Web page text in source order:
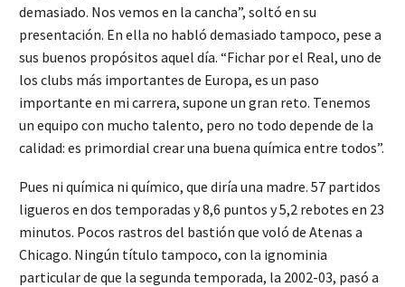
demasiado. Nos vemos en la cancha”, soltó en su
presentación. En ella no habló demasiado tampoco, pese a
sus buenos propósitos aquel día. “Fichar por el Real, uno de
los clubs más importantes de Europa, es un paso
importante en mi carrera, supone un gran reto. Tenemos
un equipo con mucho talento, pero no todo depende de la
calidad: es primordial crear una buena química entre todos”.
Pues ni química ni químico, que diría una madre. 57 partidos
ligueros en dos temporadas y 8,6 puntos y 5,2 rebotes en 23
minutos. Pocos rastros del bastión que voló de Atenas a
Chicago. Ningún título tampoco, con la ignominia
particular de que la segunda temporada, la 2002-03, pasó a